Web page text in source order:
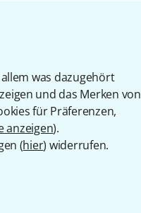
was dazugehört
und das Merken von
für Präferenzen,
anzeigen).
(hier) widerrufen.